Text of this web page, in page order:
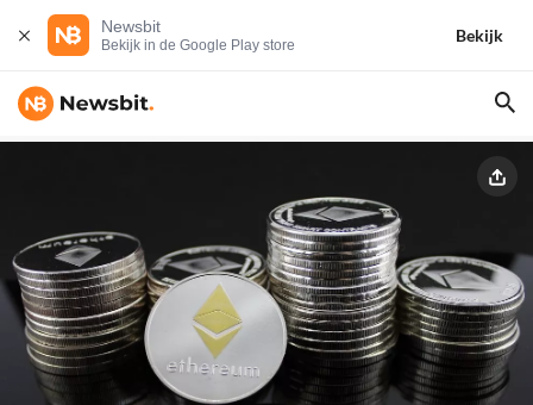
Newsbit
Bekijk in de Google Play store
Bekijk